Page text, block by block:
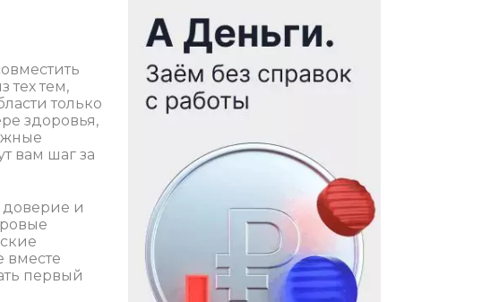
тех тем,
только
здоровья,
вам шаг за
доверие и
вместе
первый